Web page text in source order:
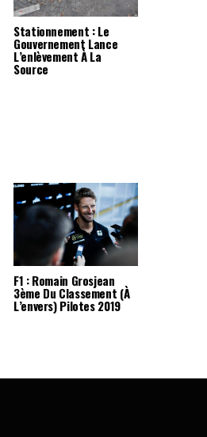
Stationnement : Le
Gouvernement Lance
L’enlèvement À La
Source
F1 : Romain Grosjean
3ème Du Classement (à
L’envers) Pilotes 2019